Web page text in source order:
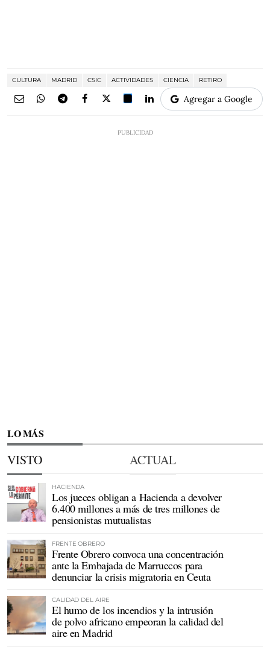
CULTURA MADRID CSIC ACTIVIDADES CIENCIA RETIRO
Agregar a Google
LO MÁS
VISTO ACTUAL
HACIENDA
Los jueces obligan a Hacienda a devolver
6.400 millones a más de tres millones de
pensionistas mutualistas
FRENTE OBRERO
Frente Obrero convoca una concentración
ante la Embajada de Marruecos para
denunciar la crisis migratoria en Ceuta
CALIDAD DEL AIRE
El humo de los incendios y la intrusión
de polvo africano empeoran la calidad del
aire en Madrid